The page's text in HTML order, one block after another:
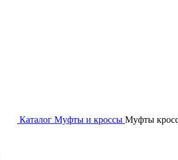
Каталог Муфты и кроссы Муфты